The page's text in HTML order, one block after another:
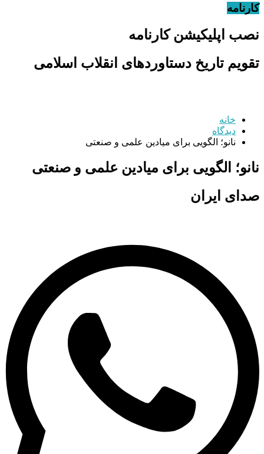
کارنامه
نصب اپلیکیشن کارنامه
تقویم تاریخ دستاوردهای انقلاب اسلامی
خانه
دیدگاه
نانو؛ الگویی برای میادین علمی و صنعتی
نانو؛ الگویی برای میادین علمی و صنعتی
صدای ایران